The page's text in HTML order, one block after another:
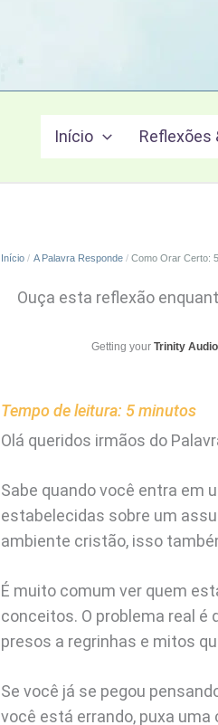
Início Reflexões
Início A Palavra Responde Como Orar Certo:
Ouça esta reflexão
Getting your Trinity Audio
Tempo de leitura: 5minutos
Olá queridos irmãos do
Sabe quando você entra em
estabelecidas sobre um
ambiente cristão, isso
É muito comum ver quem
conceitos. O problema real é
presos a regrinhas e mitos
Se você já se pegou
você está errando, puxa